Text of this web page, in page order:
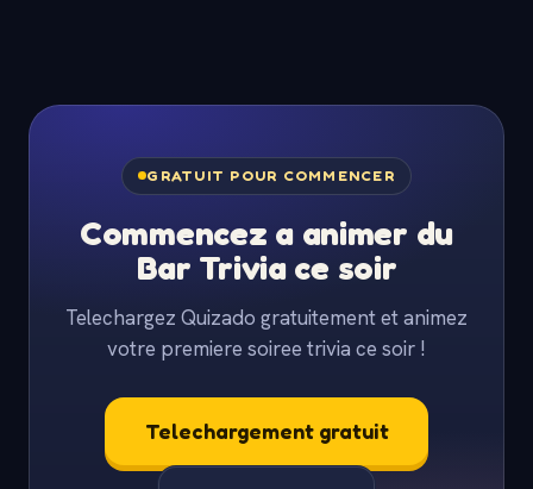
GRATUIT POUR COMMENCER
Commencez a animer du
Bar Trivia ce soir
Telechargez Quizado gratuitement et animez
votre premiere soiree trivia ce soir !
Telechargement gratuit